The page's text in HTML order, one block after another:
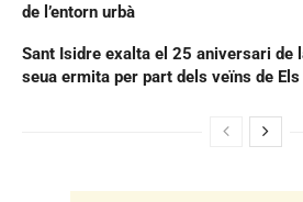
de l’entorn urbà
Sant Isidre exalta el 25 aniversari de
seua ermita per part dels veïns de